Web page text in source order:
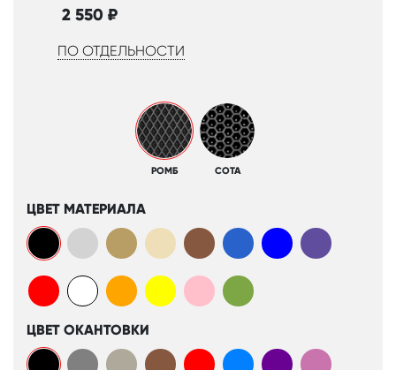
2 550 ₽
ПО ОТДЕЛЬНОСТИ
РОМБ СОТА
ЦВЕТ МАТЕРИАЛА
ЦВЕТ ОКАНТОВКИ